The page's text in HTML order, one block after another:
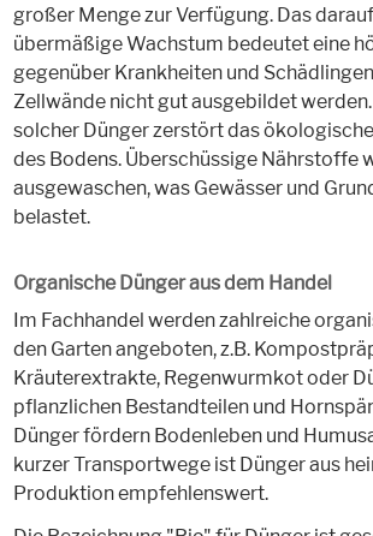
großer Menge zur Verfügung. Das
übermäßige Wachstum bedeutet eine
gegenüber Krankheiten und
Zellwände nicht gut ausgebildet
solcher Dünger zerstört das
des Bodens. Überschüssige Nährstoffe
ausgewaschen, was Gewässer und
belastet.
Organische Dünger aus dem Handel
Im Fachhandel werden zahlreiche
den Garten angeboten, z.B.
Kräuterextrakte, Regenwurmkot oder
pflanzlichen Bestandteilen und
Dünger fördern Bodenleben und
kurzer Transportwege ist Dünger aus
Produktion empfehlenswert.